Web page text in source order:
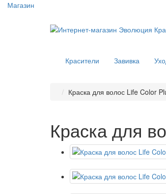
Магазин
Красители Завивка
Краска для волос Life Color
Краска для